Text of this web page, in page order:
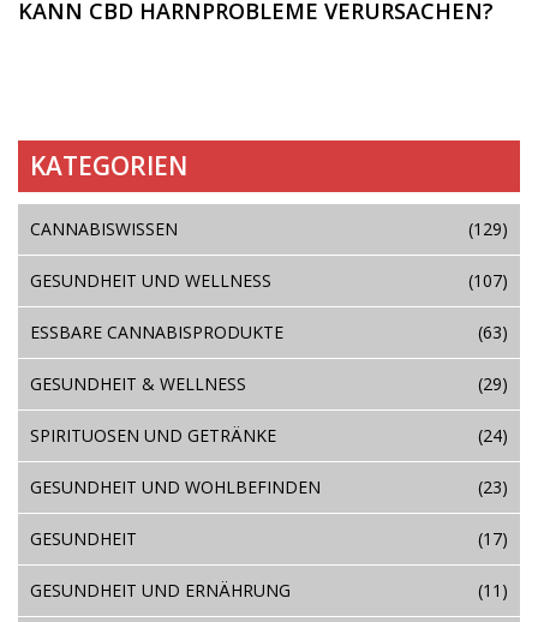
KANN CBD HARNPROBLEME VERURSACHEN?
KATEGORIEN
CANNABISWISSEN (129)
GESUNDHEIT UND WELLNESS (107)
ESSBARE CANNABISPRODUKTE (63)
GESUNDHEIT & WELLNESS (29)
SPIRITUOSEN UND GETRÄNKE (24)
GESUNDHEIT UND WOHLBEFINDEN (23)
GESUNDHEIT (17)
GESUNDHEIT UND ERNÄHRUNG (11)